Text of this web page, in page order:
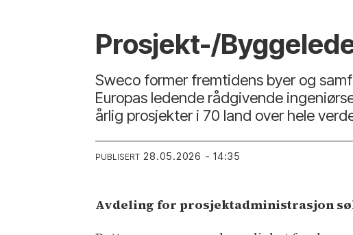
Prosjekt-/
Sweco former fremtidens byer og
Europas ledende rådgivende
årlig prosjekter i 70 land over hele
PUBLISERT 28.05.2026 - 14:35
Avdeling for prosjektadministrasjon